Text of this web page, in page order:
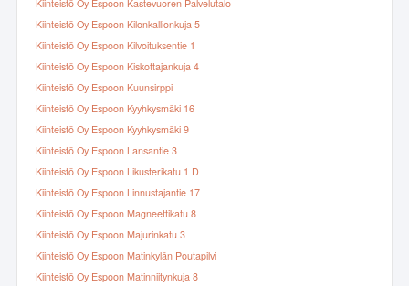
Kiinteistö Oy Espoon Kastevuoren Palvelutalo
Kiinteistö Oy Espoon Kilonkallionkuja 5
Kiinteistö Oy Espoon Kilvoituksentie 1
Kiinteistö Oy Espoon Kiskottajankuja 4
Kiinteistö Oy Espoon Kuunsirppi
Kiinteistö Oy Espoon Kyyhkysmäki 16
Kiinteistö Oy Espoon Kyyhkysmäki 9
Kiinteistö Oy Espoon Lansantie 3
Kiinteistö Oy Espoon Likusterikatu 1 D
Kiinteistö Oy Espoon Linnustajantie 17
Kiinteistö Oy Espoon Magneettikatu 8
Kiinteistö Oy Espoon Majurinkatu 3
Kiinteistö Oy Espoon Matinkylän Poutapilvi
Kiinteistö Oy Espoon Matinniitynkuja 8